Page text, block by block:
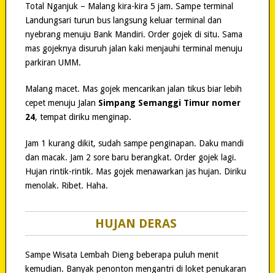
Total Nganjuk – Malang kira-kira 5 jam. Sampe terminal
Landungsari turun bus langsung keluar terminal dan
nyebrang menuju Bank Mandiri. Order gojek di situ. Sama
mas gojeknya disuruh jalan kaki menjauhi terminal menuju
parkiran UMM.
Malang macet. Mas gojek mencarikan jalan tikus biar lebih
cepet menuju Jalan Simpang Semanggi Timur nomer
24, tempat diriku menginap.
Jam 1 kurang dikit, sudah sampe penginapan. Daku mandi
dan macak. Jam 2 sore baru berangkat. Order gojek lagi.
Hujan rintik-rintik. Mas gojek menawarkan jas hujan. Diriku
menolak. Ribet. Haha.
HUJAN DERAS
Sampe Wisata Lembah Dieng beberapa puluh menit
kemudian. Banyak penonton mengantri di loket penukaran